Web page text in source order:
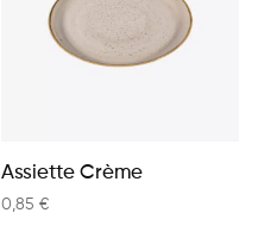
Assiette Crème
0,85 €